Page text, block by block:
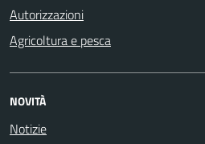
Autorizzazioni
Agricoltura e pesca
NOVITÀ
Notizie